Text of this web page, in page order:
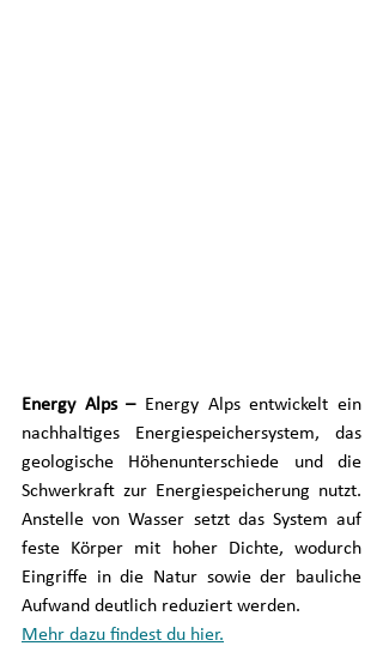
Energy Alps – Energy Alps entwickelt ein
nachhaltiges Energiespeichersystem, das
geologische Höhenunterschiede und die
Schwerkraft zur Energiespeicherung nutzt.
Anstelle von Wasser setzt das System auf
feste Körper mit hoher Dichte, wodurch
Eingriffe in die Natur sowie der bauliche
Aufwand deutlich reduziert werden.
Mehr dazu findest du hier.